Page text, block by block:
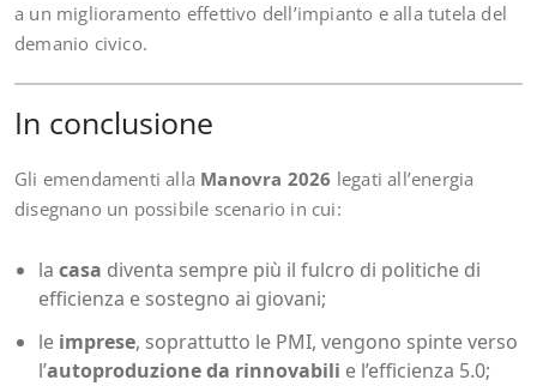
a un miglioramento effettivo dell’impianto e alla tutela del
demanio civico.
In conclusione
Gli emendamenti alla Manovra 2026 legati all’energia
disegnano un possibile scenario in cui:
la casa diventa sempre più il fulcro di politiche di
efficienza e sostegno ai giovani;
le imprese, soprattutto le PMI, vengono spinte verso
l’autoproduzione da rinnovabili e l’efficienza 5.0;